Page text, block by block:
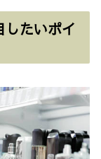
したいポイ